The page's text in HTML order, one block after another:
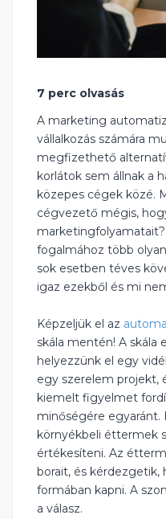
7 perc olvasás
A marketing
vállalkozás számára
megfizethető
korlátok sem állnak a
közepes cégek közé.
cégvezető mégis,
fogalmához több
sok esetben téves
igaz ezekből és mi
Képzeljük el az
skála mentén! A skála
helyezzünk el egy
egy szerelem projekt,
kiemelt figyelmet
minőségére egyaránt.
környékbeli éttermek
értékesíteni. Az
borait, és
formában kapni. A
a válasz.